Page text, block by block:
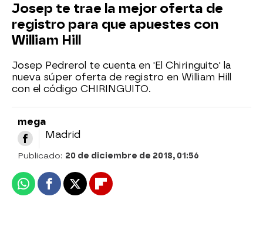
Josep te trae la mejor oferta de
registro para que apuestes con
William Hill
Josep Pedrerol te cuenta en 'El Chiringuito' la
nueva súper oferta de registro en William Hill
con el código CHIRINGUITO.
mega
Madrid
Publicado: 20 de diciembre de 2018, 01:56
WhatsappFacebook
X Flipboard